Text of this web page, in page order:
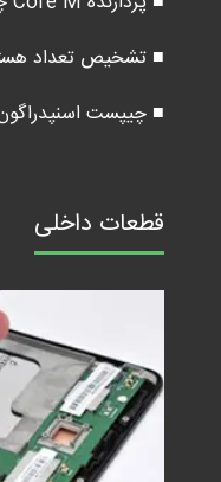
■ تشخیص تعداد
■ چیپست
قطعات داخلی